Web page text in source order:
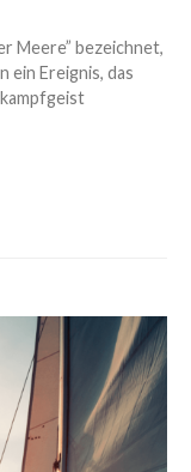
Meere” bezeichnet,
ein Ereignis, das